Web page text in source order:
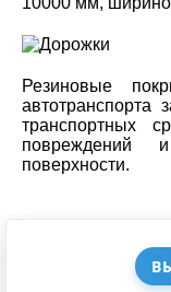
Резиновые
автотранспорта
транспортных
повреждений и
поверхности.